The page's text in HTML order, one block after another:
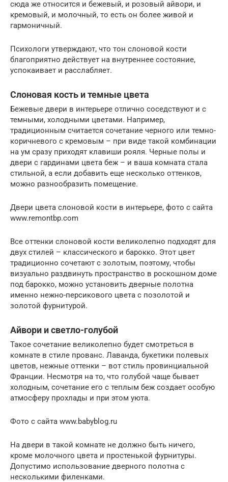
сюда же относится и бежевый, и розовый айвори, и
кремовый, и молочный, то есть он более живой и
гармоничный.
Психологи утверждают, что тон слоновой кости
благоприятно действует на внутреннее состояние,
успокаивает и расслабляет.
Слоновая кость и темные цвета
Бежевые двери в интерьере отлично соседствуют и с
темными, холодными цветами. Например,
традиционным считается сочетание черного или темно-
коричневого с кремовым – при виде такой комбинации
на ум сразу приходят клавиши рояля. Черные полы и
двери с гардинами цвета беж – и ваша комната стала
стильной, а если добавить еще несколько оттенков,
можно разнообразить помещение.
Двери цвета слоновой кости в интерьере, фото с сайта
www.remontbp.com
Все оттенки слоновой кости великолепно подходят для
двух стилей – классического и барокко. Этот цвет
традиционно сочетают с золотым, поэтому, чтобы
визуально раздвинуть пространство в роскошном доме
под барокко, можно установить дверные полотна
именно нежно-персикового цвета с позолотой и
золотой фурнитурой.
Айвори и светло-голубой
Такое сочетание великолепно будет смотреться в
комнате в стиле прованс. Лаванда, букетики полевых
цветов, нежные оттенки – вот стиль провинциальной
Франции. Несмотря на то, что голубой чаще бывает
холодным, сочетание его с теплым беж создает особую
атмосферу прохлады и при этом уюта.
Фото с сайта www.babyblog.ru
На двери в такой комнате не должно быть ничего,
кроме молочного цвета и простенькой фурнитуры.
Допустимо использование дверного полотна с
несколькими филенками.